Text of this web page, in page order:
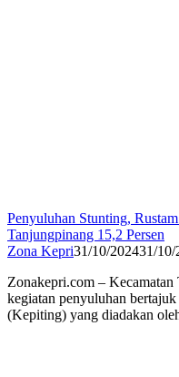
Penyuluhan Stunting,
Tanjungpinang 15,2 Persen
Zona Kepri31/10/202431/10/
Zonakepri.com –
kegiatan penyuluhan
(Kepiting) yang diadakan